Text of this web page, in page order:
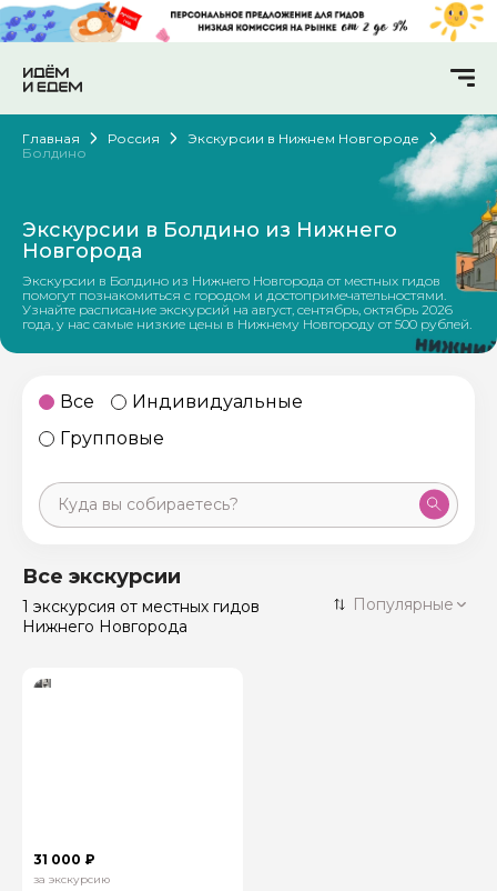
Главная Россия
Экскурсии в Нижнем Новгороде
Болдино
Экскурсии в Болдино из Нижнего
Новгорода
Экскурсии в Болдино из Нижнего Новгорода от местных гидов
помогут познакомиться с городом и достопримечательностями.
Узнайте расписание экскурсий на август, сентябрь, октябрь 2026
года, у нас самые низкие цены в Нижнему Новгороду от 500 рублей.
Все
Индивидуальные
Групповые
Санкт-Петербург
Россия
50 экскурсий
Все экскурсии
1 экскурсия от местных гидов
Нижнего Новгорода
Популярные
31 000 ₽
за экскурсию